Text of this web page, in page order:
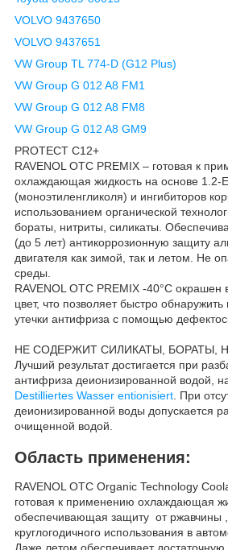
VOLVO 9437650
VOLVO 9437651
VW Group TL 774-D (G12 Plus)
VW Group G 012 A8 FM1
VW Group G 012 A8 FM8
VW Group G 012 A8 GM9
PROTECT C12+
RAVENOL OTC PREMIX – готовая к
охлаждающая жидкость на основе 1.2-
(моноэтиленгликоля) и ингибиторов
использованием органической
бораты, нитриты, силикаты.
(до 5 лет) антикоррозионную защиту
двигателя как зимой, так и летом. Не
среды.
RAVENOL OTC PREMIX -40°C окрашен
цвет, что позволяет быстро
утечки антифриза с помощью
НЕ СОДЕРЖИТ СИЛИКАТЫ, БОРАТЫ,
Лучший результат достигается при
антифриза деионизированной водой,
Destilliertes Wasser entionisiert. При
деионизированной воды допускается
очищенной водой.
Область применения:
RAVENOL OTC Organic Technology
готовая к применению охлаждающая
обеспечивающая защиту от ржавчины
круглогодичного использования в